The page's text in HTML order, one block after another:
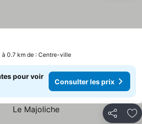
à 0.7 km de : Centre-ville
pour voir
Consulter les prix
Partager